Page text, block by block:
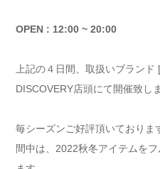
OPEN : 12:00 ~ 20:00
上記の４日間、取扱いブランド
DISCOVERY店頭にて開催致し
毎シーズンご好評頂いておりま
間中は、2022秋冬アイテムを